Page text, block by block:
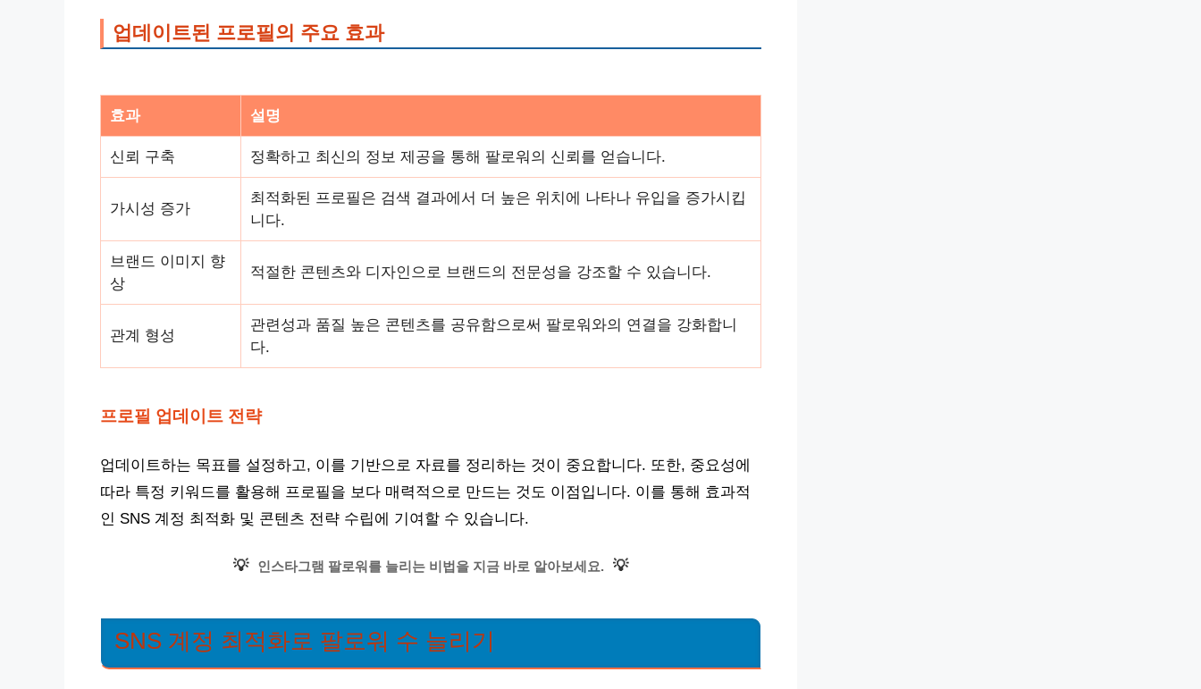
업데이트된 프로필의 주요 효과
효과 설명
신뢰 구축 정확하고 최신의 정보 제공을 통해 팔로워의 신뢰를 얻습니다.
가시성 증가
최적화된 프로필은 검색 결과에서 더 높은 위치에 나타나 유입을 증가시킵
니다.
브랜드 이미지 향
상
적절한 콘텐츠와 디자인으로 브랜드의 전문성을 강조할 수 있습니다.
관계 형성
관련성과 품질 높은 콘텐츠를 공유함으로써 팔로워와의 연결을 강화합니
다.
프로필 업데이트 전략
업데이트하는 목표를 설정하고, 이를 기반으로 자료를 정리하는 것이 중요합니다. 또한, 중요성에
따라 특정 키워드를 활용해 프로필을 보다 매력적으로 만드는 것도 이점입니다. 이를 통해 효과적
인 SNS 계정 최적화 및 콘텐츠 전략 수립에 기여할 수 있습니다.
💡 인스타그램 팔로워를 늘리는 비법을 지금 바로 알아보세요. 💡
SNS 계정 최적화로 팔로워 수 늘리기